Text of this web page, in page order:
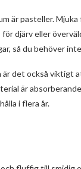
är pasteller. Mjuka
djärv eller
så du behöver
det också viktigt
är
i flera år.